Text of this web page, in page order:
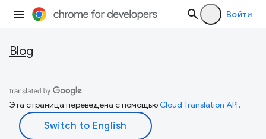
Войти
Blog
Эта страница переведена с помощьюCloud Translation API.